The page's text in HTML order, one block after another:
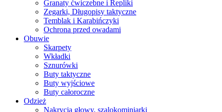
Granaty ćwiczebne i Repliki
Zegarki, Długopisy taktyczne
Temblak i Karabińczyki
Ochrona przed owadami
Obuwie
Skarpety
Wkładki
Sznurówki
Buty taktyczne
Buty wyjściowe
Buty całoroczne
Odzież
Nakrycia głowy, szalokominiarki